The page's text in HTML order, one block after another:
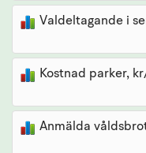
Valdeltagande i
Kostnad parker,
Anmälda